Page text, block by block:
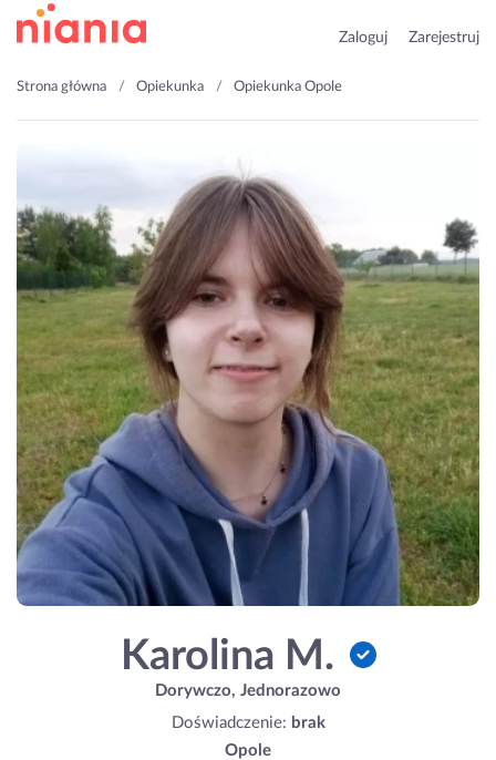
Zaloguj Zarejestruj
Strona główna Opiekunka Opiekunka Opole
Karolina M.
Dorywczo, Jednorazowo
Doświadczenie: brak
Opole